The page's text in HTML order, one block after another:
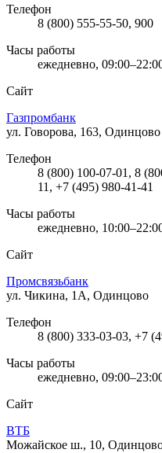
Телефон
8 (800) 555-55-50, 900
Часы работы
ежедневно,
Сайт
Газпромбанк
ул. Говорова, 163, Одинцово
Телефон
8 (800) 100-07-01, 8
11, +7 (495) 980-41-41
Часы работы
ежедневно,
Сайт
Промсвязьбанк
ул. Чикина, 1А, Одинцово
Телефон
8 (800) 333-03-03, +7
Часы работы
ежедневно,
Сайт
ВТБ
Можайское ш., 10,